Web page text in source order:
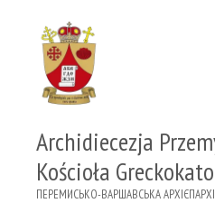
Archidiecezja
Kościoła
ПЕРЕМИСЬКО-ВАРШАВСЬКА